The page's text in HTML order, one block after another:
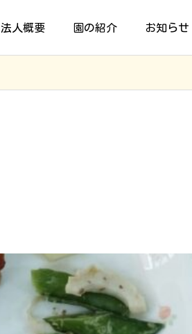
法人概要 園の紹介 お知らせ